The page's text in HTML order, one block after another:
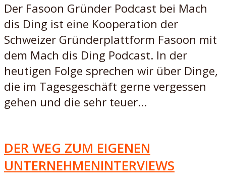
Der Fasoon Gründer Podcast bei Mach
dis Ding ist eine Kooperation der
Schweizer Gründerplattform Fasoon mit
dem Mach dis Ding Podcast. In der
heutigen Folge sprechen wir über Dinge,
die im Tagesgeschäft gerne vergessen
gehen und die sehr teuer...
DER WEG ZUM EIGENEN
UNTERNEHMENINTERVIEWS